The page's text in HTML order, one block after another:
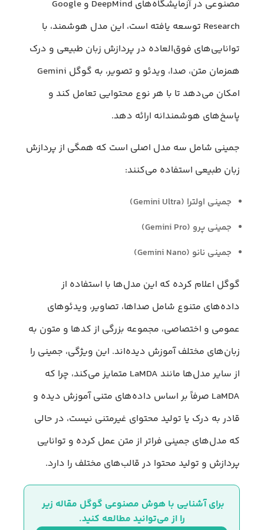
مصنوعی در آزمایشگاه‌های DeepMind و Google
Research توسعه یافته است، این مدل هوشمند، با
توانایی‌های فوق‌العاده در پردازش زبان طبیعی و درک
همزمان متن، صدا، ویدئو و تصویر، به گوگل Gemini
امکان می‌دهد تا با هر نوع محتوایی تعامل کند و
پاسخ‌های هوشمندانه ارائه دهد.
جمینی شامل سه مدل اصلی است که همگی از پردازش
زبان طبیعی استفاده می‌کنند:
جمینی اولترا (Gemini Ultra)
جمینی پرو (Gemini Pro)
جمینی نانو (Gemini Nano)
گوگل اعلام کرده که این مدل‌ها با استفاده از
داده‌های متنوع شامل صداها، تصاویر، ویدئوهای
عمومی و اختصاصی، مجموعه بزرگی از کدها و متون به
زبان‌های مختلف آموزش دیده‌اند. این ویژگی، جمینی را
از سایر مدل‌ها مانند LaMDA متمایز می‌کند، چرا که
LaMDA صرفاً بر اساس داده‌های متنی آموزش دیده و
قادر به درک یا تولید محتوای غیرمتنی نیست، در حالی
که مدل‌های جمینی فراتر از متن عمل کرده و توانایی
پردازش و تولید محتوا در قالب‌های مختلف را دارد.
برای آشنایی با هوش مصنوعی گوگل مقاله زیر
را از می‌توانید مطالعه کنید.